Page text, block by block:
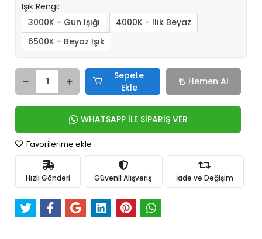
Işık Rengi:
3000K - Gün Işığı
4000K - Ilık Beyaz
6500K - Beyaz Işık
Sepete
Ekle
Hemen Al
WHATSAPP İLE SİPARİŞ VER
Favorilerime ekle
Hızlı Gönderi Güvenli Alışveriş İade ve Değişim